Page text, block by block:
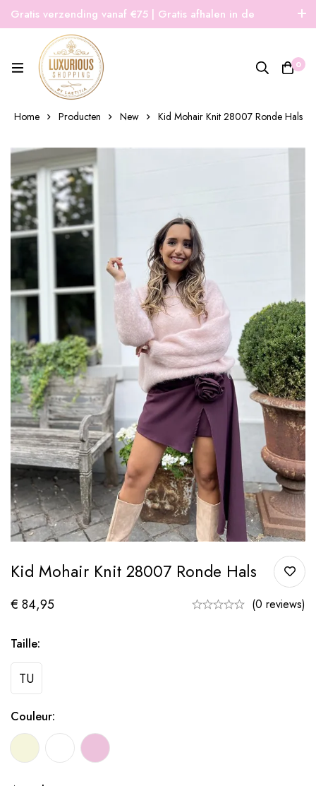
Gratis verzending vanaf €75 | Gratis afhalen in de
winkel | Snelle verzending
0
Home Producten New Kid Mohair Knit 28007 Ronde Hals
Kid Mohair Knit 28007 Ronde Hals
€ 84,95 (0 reviews)
Taille:
TU
Couleur: